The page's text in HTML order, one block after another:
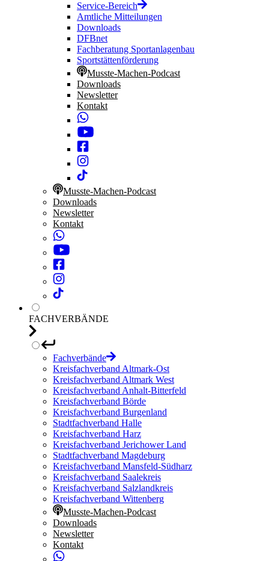
Service-Bereich
Amtliche Mitteilungen
Downloads
DFBnet
Fachberatung Sportanlagenbau
Sportstättenförderung
Musste-Machen-Podcast
Downloads
Newsletter
Kontakt
Musste-Machen-Podcast
Downloads
Newsletter
Kontakt
FACHVERBÄNDE
Fachverbände
Kreisfachverband Altmark-Ost
Kreisfachverband Altmark West
Kreisfachverband Anhalt-Bitterfeld
Kreisfachverband Börde
Kreisfachverband Burgenland
Stadtfachverband Halle
Kreisfachverband Harz
Kreisfachverband Jerichower Land
Stadtfachverband Magdeburg
Kreisfachverband Mansfeld-Südharz
Kreisfachverband Saalekreis
Kreisfachverband Salzlandkreis
Kreisfachverband Wittenberg
Musste-Machen-Podcast
Downloads
Newsletter
Kontakt